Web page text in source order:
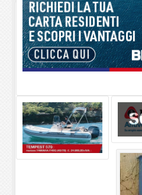
Campo: chiusura della biblioteca
A Carpani si apre la Festa di